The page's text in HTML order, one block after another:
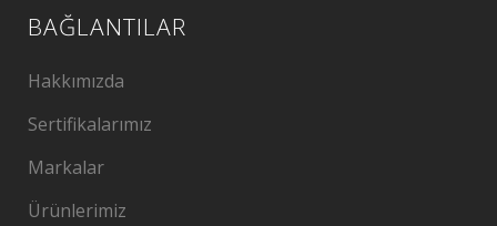
BAĞLANTILAR
Hakkımızda
Sertifikalarımız
Markalar
Ürünlerimiz